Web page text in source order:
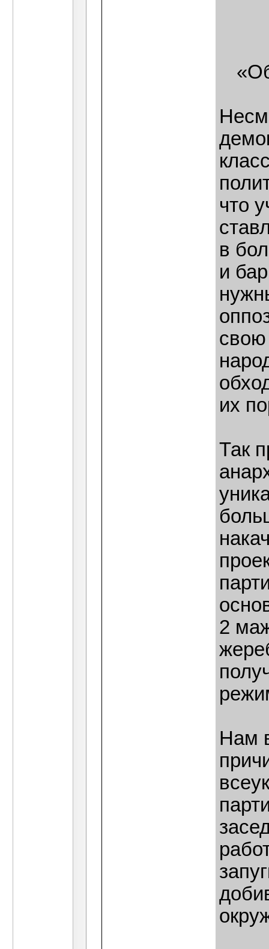
что
в
и
свою
их
Так
2
Нам